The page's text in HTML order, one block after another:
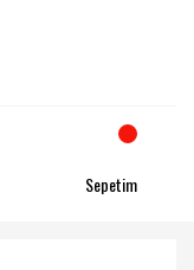
Sepetim